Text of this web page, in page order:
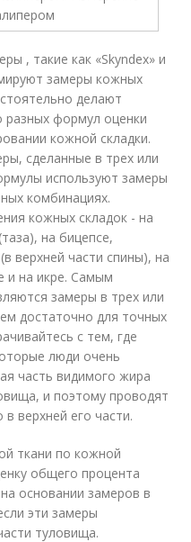
, такие как «Skyndex» и
замеры кожных
делают
разных формул оценки
кожной складки.
сделанные в трех или
используют замеры
комбинациях.
кожных складок - на
на бицепсе,
верхней части спины), на
и на икре. Самым
замеры в трех или
достаточно для точных
с тем, где
люди очень
часть видимого жира
и поэтому проводят
верхней его части.
ткани по кожной
общего процента
основании замеров в
эти замеры
туловища.